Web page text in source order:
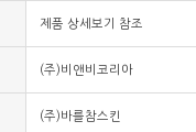
제품 상세보기 참조
(주)비앤비코리아
(주)바를참스킨